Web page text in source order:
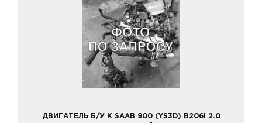
ДВИГАТЕЛЬ Б/У К SAAB 900 (YS3D) B206I 2.0